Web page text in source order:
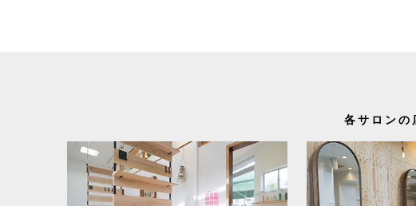
各サロンの